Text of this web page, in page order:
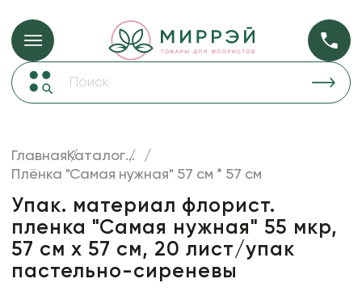
Упаковка для цветов и подарков Упаковка для
прозрачная
Коробки для цветов
Декор для дома
Лента
Товары для флористов
ГлавнаяКаталог...
Плёнка "Самая нужная" 57 см * 57 см
Упак. материал флорист.
пленка "Самая нужная" 55 мкр,
57 см х 57 см, 20 лист/упак
пастельно-сиреневы